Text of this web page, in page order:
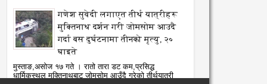
गणेश सुवेदी लगाएत तीर्थ यात्रीहरू
मुक्तिनाथ दर्शन गरी जोमसोम आउदै
गर्दा बस दुर्घटनामा तीनको मृत्यु, २०
घाइते
मुस्ताङ,असोज १७ गते । रातो तारा डट कम,प्रसिद्ध
धार्मिकस्थल मुक्तिनाथबाट जोमसोम आउँदै गरेको तीर्थयात्री